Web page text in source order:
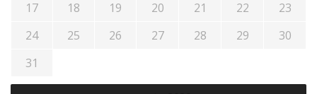
17
18 19 20 21 22
23
24
25 26 27 28 29
30
31